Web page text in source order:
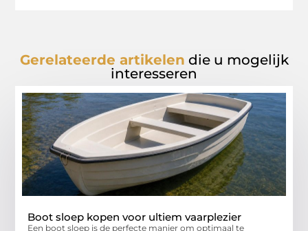
Gerelateerde artikelen die u mogelijk
interesseren
Boot sloep kopen voor ultiem vaarplezier
Een boot sloep is de perfecte manier om optimaal te